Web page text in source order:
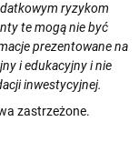
ryzykom
te mogą nie być
prezentowane na
i edukacyjny i nie
inwestycyjnej.
zastrzeżone.